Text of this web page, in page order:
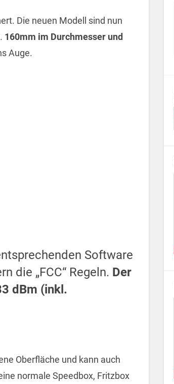
Die neuen Modell sind nun
160mm im Durchmesser und
Auge.
Software
die „FCC“ Regeln. Der
dBm (inkl.
Oberfläche und kann auch
normale Speedbox, Fritzbox